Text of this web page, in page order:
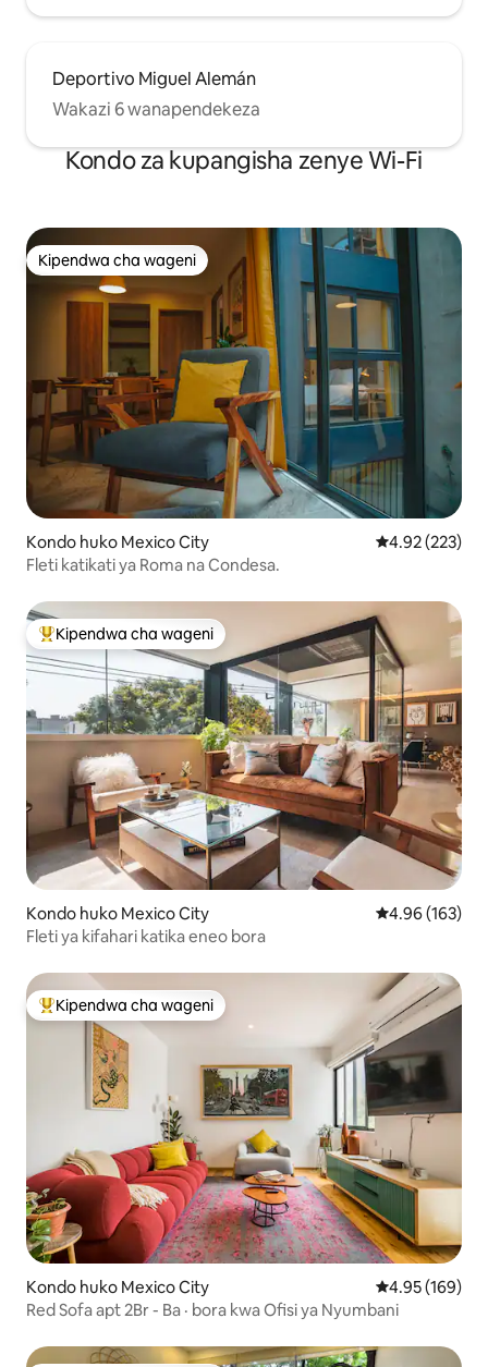
Deportivo Miguel Alemán
Wakazi 6 wanapendekeza
Kondo za kupangisha zenye Wi-Fi
Kipendwa cha wageni
Kipendwa cha wageni
Kondo huko Mexico City Ukadiriaji wa
4.92 (223)
Fleti katikati ya Roma na Condesa.
Kipendwa maarufu cha wageni
Kipendwa cha wageni
Kondo huko Mexico City Ukadiriaji wa
4.96 (163)
Fleti ya kifahari katika eneo bora
Kipendwa maarufu cha wageni
Kipendwa cha wageni
Kondo huko Mexico City Ukadiriaji wa
4.95 (169)
Red Sofa apt 2Br - Ba · bora kwa Ofisi ya Nyumbani